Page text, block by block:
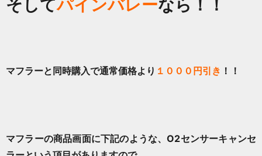
そしてパインバレーなら！！
マフラーと同時購入で通常価格より １０００円引き ！！
マフラーの商品画面に下記のような、O2センサーキャンセ